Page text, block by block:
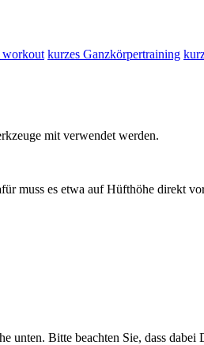
workout kurzes Ganzkörpertraining
mit verwendet werden.
muss es etwa auf Hüfthöhe direkt
Bitte beachten Sie, dass dabei